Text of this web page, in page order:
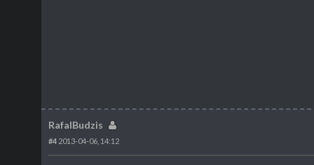
RafalBudzis
#4 2013-04-06, 14:12